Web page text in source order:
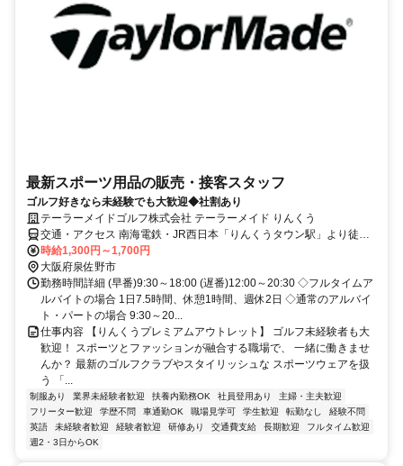
最新スポーツ用品の販売・接客スタッフ
ゴルフ好きなら未経験でも大歓迎◆社割あり
テーラーメイドゴルフ株式会社 テーラーメイド りんくう
交通・アクセス 南海電鉄・JR西日本「りんくうタウン駅」より徒歩6
分、堺から電車で約30分、貝塚市から車で約20分、岸和田市から車
で約20分、和歌山市から車で約1時間
時給1,300円～1,700円
大阪府泉佐野市
勤務時間詳細 (早番)9:30～18:00 (遅番)12:00～20:30 ◇フルタイムア
ルバイトの場合 1日7.5時間、休憩1時間、週休2日 ◇通常のアルバイ
ト・パートの場合 9:30～20...
仕事内容 【りんくうプレミアムアウトレット】 ゴルフ未経験者も大
歓迎！ スポーツとファッションが融合する職場で、 一緒に働きませ
んか？ 最新のゴルフクラブやスタイリッシュな スポーツウェアを扱
う 「...
制服あり 業界未経験者歓迎 扶養内勤務OK 社員登用あり
主婦・主夫歓迎
フリーター歓迎
学歴不問 車通勤OK 職場見学可 学生歓迎 転勤なし
経験不問
英語
未経験者歓迎 経験者歓迎 研修あり 交通費支給 長期歓迎
フルタイム歓迎
週2・3日からOK